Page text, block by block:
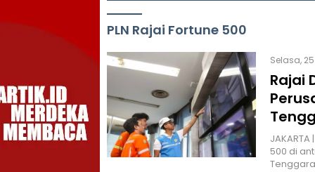
PLN Rajai Fortune 500
Selasa,
Rajai
500 di